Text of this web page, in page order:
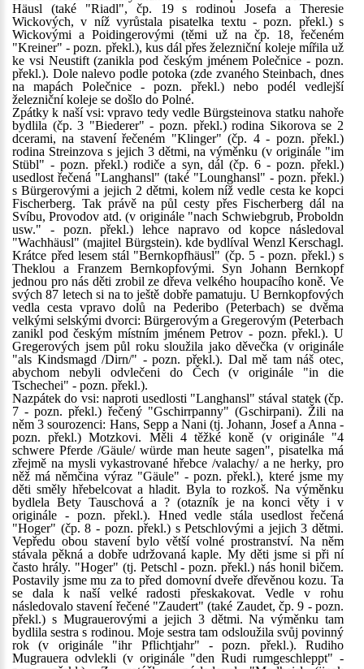
Häusl (také "Riadl", čp. 19 s rodinou Josefa a Theresie
Wickových, v níž vyrůstala pisatelka textu - pozn. překl.) s
Wickovými a Poidingerovými (těmi už na čp. 18, řečeném
"Kreiner" - pozn. překl.), kus dál přes železniční koleje mířila už
ke vsi Neustift (zanikla pod českým jménem Polečnice - pozn.
překl.). Dole nalevo podle potoka (zde zvaného Steinbach, dnes
na mapách Polečnice - pozn. překl.) nebo podél vedlejší
železniční koleje se došlo do Polné.
Zpátky k naší vsi: vpravo tedy vedle Bürgsteinova statku nahoře
bydlila (čp. 3 "Biederer" - pozn. překl.) rodina Sikorova se 2
dcerami, na stavení řečeném "Klinger" (čp. 4 - pozn. překl.)
rodina Streinzova s jejich 3 dětmi, na výměnku (v originále "im
Stübl" - pozn. překl.) rodiče a syn, dál (čp. 6 - pozn. překl.)
usedlost řečená "Langhansl" (také "Lounghansl" - pozn. překl.)
s Bürgerovými a jejich 2 dětmi, kolem níž vedle cesta ke kopci
Fischerberg. Tak právě na půl cesty přes Fischerberg dál na
Svíbu, Provodov atd. (v originále "nach Schwiebgrub, Proboldn
usw." - pozn. překl.) lehce napravo od kopce následoval
"Wachhäusl" (majitel Bürgstein). kde bydlíval Wenzl Kerschagl.
Krátce před lesem stál "Bernkopfhäusl" (čp. 5 - pozn. překl.) s
Theklou a Franzem Bernkopfovými. Syn Johann Bernkopf
jednou pro nás děti zrobil ze dřeva velkého houpacího koně. Ve
svých 87 letech si na to ještě dobře pamatuju. U Bernkopfových
vedla cesta vpravo dolů na Pederibo (Peterbach) se dvěma
velkými selskými dvorci: Bürgerovým a Gregerovým (Peterbach
zanikl pod českým místním jménem Petrov - pozn. překl.). U
Gregerových jsem půl roku sloužila jako děvečka (v originále
"als Kindsmagd /Dirn/" - pozn. překl.). Dal mě tam náš otec,
abychom nebyli odvlečeni do Čech (v originále "in die
Tschechei" - pozn. překl.).
Nazpátek do vsi: naproti usedlosti "Langhansl" stával statek (čp.
7 - pozn. překl.) řečený "Gschirrpanny" (Gschirpani). Žili na
něm 3 sourozenci: Hans, Sepp a Nani (tj. Johann, Josef a Anna -
pozn. překl.) Motzkovi. Měli 4 těžké koně (v originále "4
schwere Pferde /Gäule/ würde man heute sagen", pisatelka má
zřejmě na mysli vykastrované hřebce /valachy/ a ne herky, pro
něž má němčina výraz "Gäule" - pozn. překl.), které jsme my
děti směly hřebelcovat a hladit. Byla to rozkoš. Na výměnku
bydlela Bety Tauschová a ? (otazník je na konci věty i v
originále - pozn. překl.). Hned vedle stála usedlost řečená
"Hoger" (čp. 8 - pozn. překl.) s Petschlovými a jejich 3 dětmi.
Vepředu obou stavení bylo větší volné prostranství. Na něm
stávala pěkná a dobře udržovaná kaple. My děti jsme si při ní
často hrály. "Hoger" (tj. Petschl - pozn. překl.) nás honil bičem.
Postavily jsme mu za to před domovní dveře dřevěnou kozu. Ta
se dala k naší velké radosti přeskakovat. Vedle v rohu
následovalo stavení řečené "Zaudert" (také Zaudet, čp. 9 - pozn.
překl.) s Mugrauerovými a jejich 3 dětmi. Na výměnku tam
bydlila sestra s rodinou. Moje sestra tam odsloužila svůj povinný
rok (v originále "ihr Pflichtjahr" - pozn. překl.). Rudiho
Mugrauera odvlekli (v originále "den Rudi rumgeschleppt" -